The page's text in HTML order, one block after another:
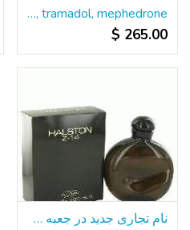
Buy cyanide, nembutal, xanax, valium, oxytocin, viagra, tramadol, mephedrone
265.00 $
نام تجاری جدید در جعبه HALSTON Z-14 8OZ بطری